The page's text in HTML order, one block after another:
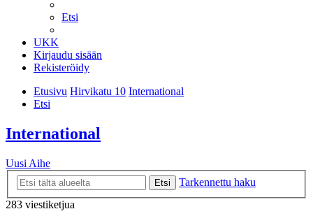
Etsi
UKK
Kirjaudu sisään
Rekisteröidy
Etusivu Hirvikatu 10 International
Etsi
International
Uusi Aihe
Etsi
Tarkennettu haku
283 viestiketjua